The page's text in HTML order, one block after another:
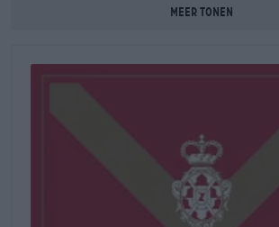
op een onovertroffen combinatie van
state-of-the-art technologie en frisse
vooruitgang blijft één ding echter strikt in
genieten staat centraal en is de waarde die
werk in de brouwerij bepaalt. De bieren
regionale grondstoffen, de
hun vakgebied, het vakmanschap is
aan ervaring en elke stap wordt met passie
uitgevoerd. Het snelle tempo en de hectiek
niet thuis in de brouwerij, noch spelen ze
Meer tonen